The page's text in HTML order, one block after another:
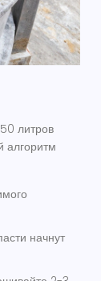
литров
алгоритм
начнут